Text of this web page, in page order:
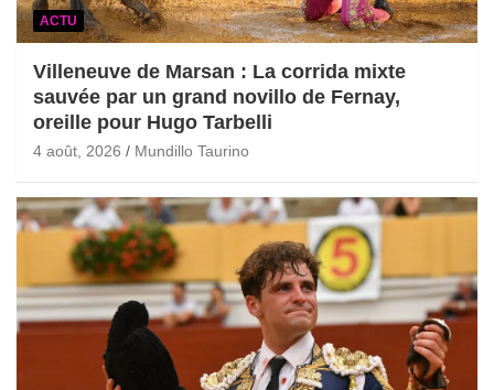
ACTU
Villeneuve de Marsan : La corrida mixte
sauvée par un grand novillo de Fernay,
oreille pour Hugo Tarbelli
4 août, 2026 Mundillo Taurino